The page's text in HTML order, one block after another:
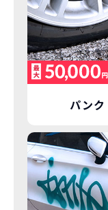
パンク